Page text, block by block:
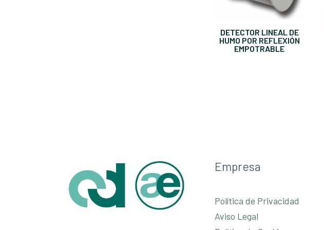
DETECTOR LINEAL DE
HUMO POR REFLEXIÓN
EMPOTRABLE
Empresa
Política de Privacidad
Aviso Legal